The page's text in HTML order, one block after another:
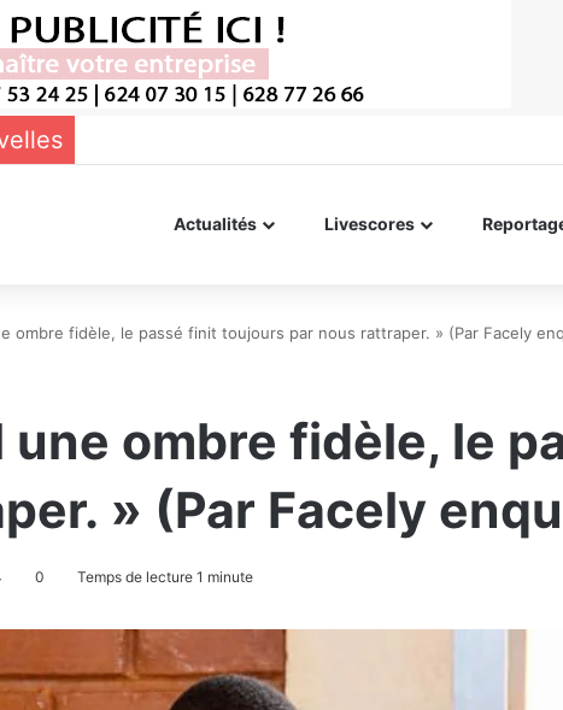
Actualités Livescores
ombre fidèle, le passé finit toujours par nous rattraper. » (Par Facely
une ombre fidèle, le
» (Par Facely
0 Temps de lecture 1 minute